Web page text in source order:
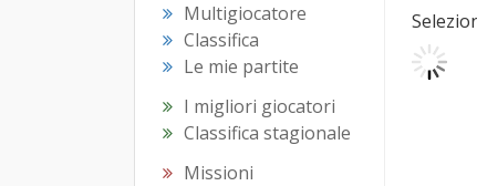
Multigiocatore
Classifica
Le mie partite
I migliori giocatori
Classifica stagionale
Missioni